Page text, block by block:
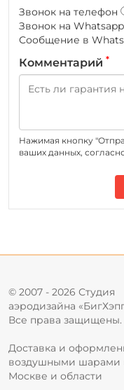
Звонок на телефон
Звонок на Whatsapp
Сообщение в
Комментарий *
Нажимая кнопку
ваших данных,
© 2007 - 2026 Студия
аэродизайна
Все права защищены.
Доставка и
воздушными шарами
Москве и области